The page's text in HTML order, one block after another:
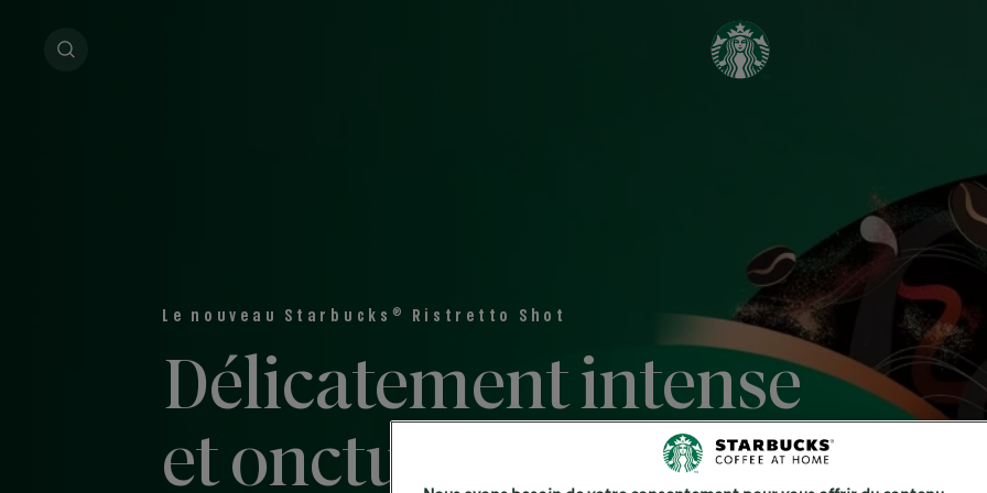
Le nouveau Starbucks ® Ristretto Shot
Délicatement intense
et onctueux